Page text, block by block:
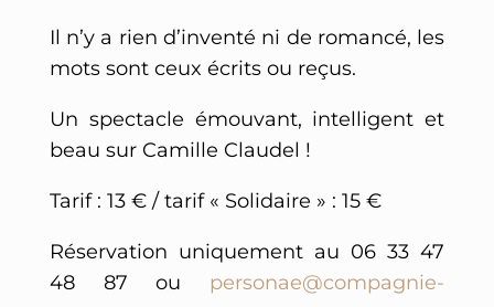
Il n’y a rien d’inventé ni de romancé, les
mots sont ceux écrits ou reçus.
Un spectacle émouvant, intelligent et
beau sur Camille Claudel !
Tarif : 13 € / tarif « Solidaire » : 15 €
Réservation uniquement au 06 33 47
48 87 ou personae@compagnie-